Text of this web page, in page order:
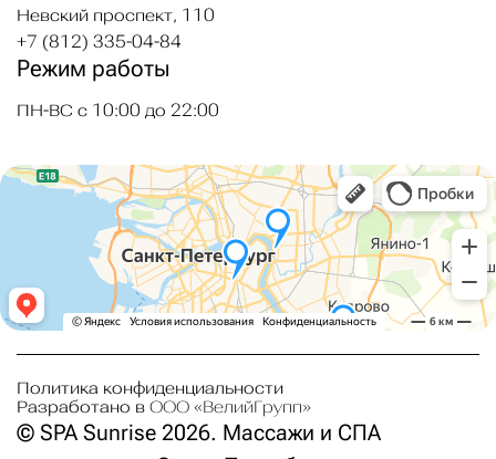
Невский проспект, 110
+7 (812) 335-04-84
Режим работы
ПН-ВС с 10:00 до 22:00
Политика конфиденциальности
Разработано в ООО «ВелийГрупп»
© SPA Sunrise 2026. Массажи и СПА